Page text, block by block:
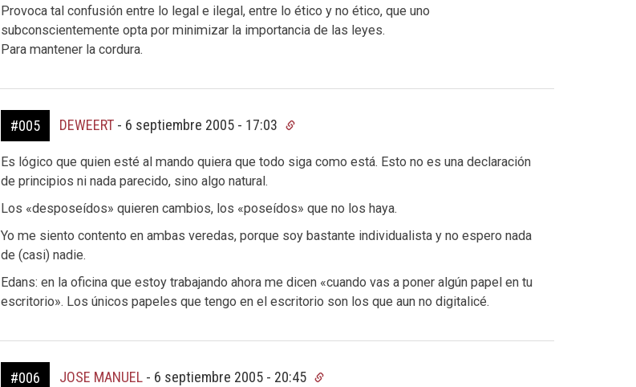
Provoca tal confusión entre lo legal e ilegal, entre lo ético y no ético, que uno
subconscientemente opta por minimizar la importancia de las leyes.
Para mantener la cordura.
#005 DEWEERT- 6 septiembre 2005 - 17:03
Es lógico que quien esté al mando quiera que todo siga como está. Esto no es una declaración
de principios ni nada parecido, sino algo natural.
Los «desposeídos» quieren cambios, los «poseídos» que no los haya.
Yo me siento contento en ambas veredas, porque soy bastante individualista y no espero nada
de (casi) nadie.
Edans: en la oficina que estoy trabajando ahora me dicen «cuando vas a poner algún papel en tu
escritorio». Los únicos papeles que tengo en el escritorio son los que aun no digitalicé.
#006 JOSE MANUEL- 6 septiembre 2005 - 20:45